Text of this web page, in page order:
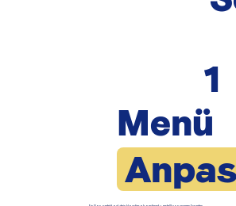
1
Menü